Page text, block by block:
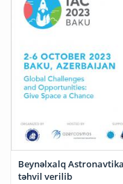
Beynəlxalq
təhvil verilib